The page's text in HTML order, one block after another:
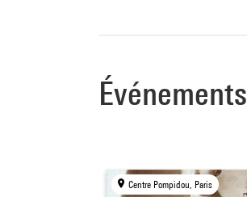
Événements
Centre Pompidou, Paris